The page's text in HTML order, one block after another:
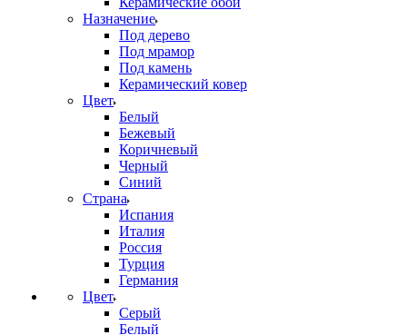
Назначение
Под дерево
Под мрамор
Под камень
Керамический ковер
Цвет
Белый
Бежевый
Коричневый
Черный
Синий
Страна
Испания
Италия
Россия
Турция
Германия
Цвет
Серый
Белый